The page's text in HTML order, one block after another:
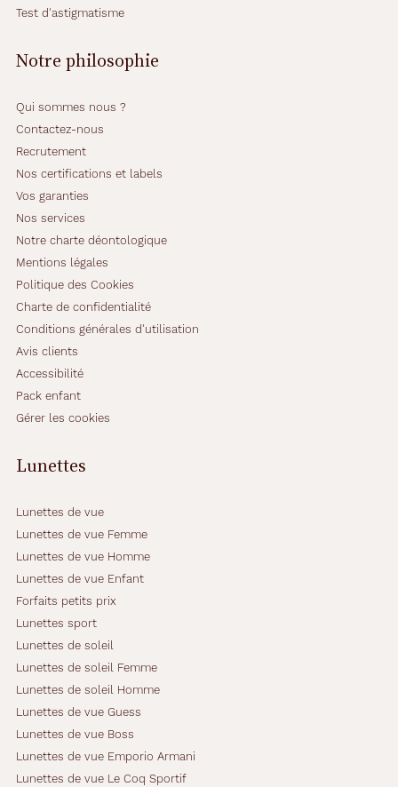
Test d'astigmatisme
Notre philosophie
Qui sommes nous ?
Contactez-nous
Recrutement
Nos certifications et labels
Vos garanties
Nos services
Notre charte déontologique
Mentions légales
Politique des Cookies
Charte de confidentialité
Conditions générales d'utilisation
Avis clients
Accessibilité
Pack enfant
Gérer les cookies
Lunettes
Lunettes de vue
Lunettes de vue Femme
Lunettes de vue Homme
Lunettes de vue Enfant
Forfaits petits prix
Lunettes sport
Lunettes de soleil
Lunettes de soleil Femme
Lunettes de soleil Homme
Lunettes de vue Guess
Lunettes de vue Boss
Lunettes de vue Emporio Armani
Lunettes de vue Le Coq Sportif